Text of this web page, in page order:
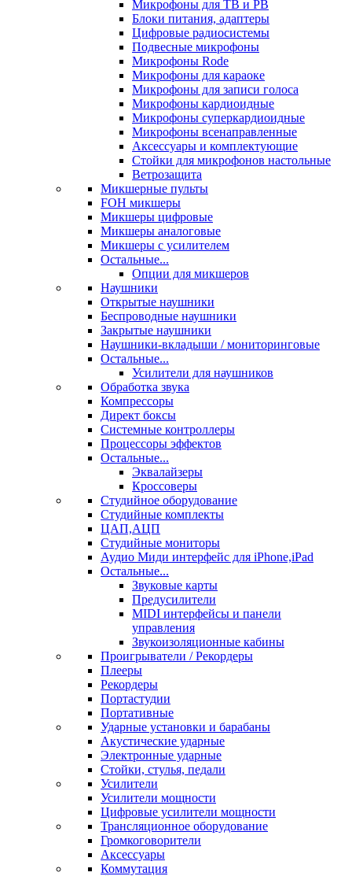
Микрофоны для ТВ и РВ
Блоки питания, адаптеры
Цифровые радиосистемы
Подвесные микрофоны
Микрофоны Rode
Микрофоны для караоке
Микрофоны для записи голоса
Микрофоны кардиоидные
Микрофоны суперкардиоидные
Микрофоны всенаправленные
Аксессуары и комплектующие
Стойки для микрофонов настольные
Ветрозащита
Микшерные пульты
FOH микшеры
Микшеры цифровые
Микшеры аналоговые
Микшеры с усилителем
Остальные...
Опции для микшеров
Наушники
Открытые наушники
Беспроводные наушники
Закрытые наушники
Наушники-вкладыши / мониторинговые
Остальные...
Усилители для наушников
Обработка звука
Компрессоры
Директ боксы
Системные контроллеры
Процессоры эффектов
Остальные...
Эквалайзеры
Кроссоверы
Студийное оборудование
Студийные комплекты
ЦАП,АЦП
Студийные мониторы
Аудио Миди интерфейс для iPhone,iPad
Остальные...
Звуковые карты
Предусилители
MIDI интерфейсы и панели
управления
Звукоизоляционные кабины
Проигрыватели / Рекордеры
Плееры
Рекордеры
Портастудии
Портативные
Ударные установки и барабаны
Акустические ударные
Электронные ударные
Стойки, стулья, педали
Усилители
Усилители мощности
Цифровые усилители мощности
Трансляционное оборудование
Громкоговорители
Аксессуары
Коммутация